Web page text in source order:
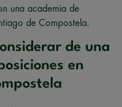
una academia de
de Compostela.
de una
en